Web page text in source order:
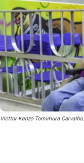
Victtor Kenzo Tomimura